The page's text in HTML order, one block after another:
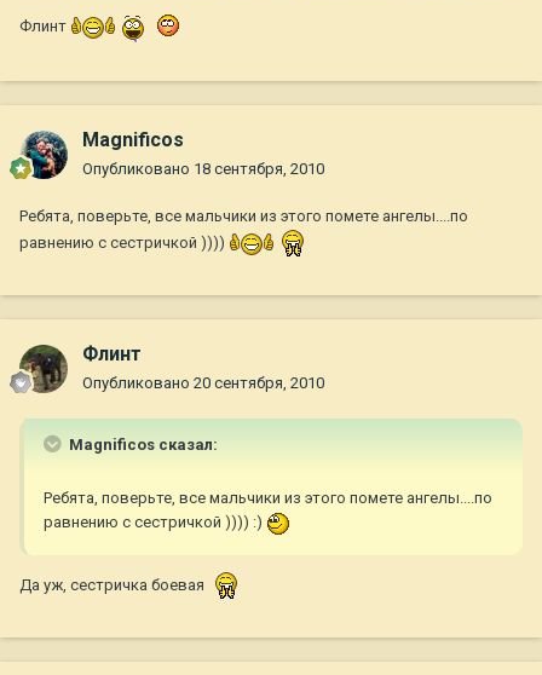
Флинт
Magnificos
Опубликовано 18 сентября, 2010
Ребята, поверьте, все мальчики из этого помете ангелы....по
равнению с сестричкой ))))
Флинт
Опубликовано 20 сентября, 2010
Magnificos сказал:
Ребята, поверьте, все мальчики из этого помете ангелы....по
равнению с сестричкой )))) :)
Да уж, сестричка боевая